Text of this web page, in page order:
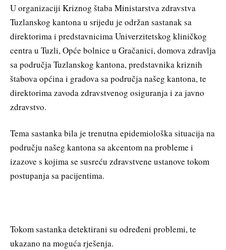
U organizaciji Kriznog štaba Ministarstva zdravstva
Tuzlanskog kantona u srijedu je održan sastanak sa
direktorima i predstavnicima Univerzitetskog kliničkog
centra u Tuzli, Opće bolnice u Gračanici, domova zdravlja
sa područja Tuzlanskog kantona, predstavnika kriznih
štabova općina i gradova sa područja našeg kantona, te
direktorima zavoda zdravstvenog osiguranja i za javno
zdravstvo.
Tema sastanka bila je trenutna epidemiološka situacija na
području našeg kantona sa akcentom na probleme i
izazove s kojima se susreću zdravstvene ustanove tokom
postupanja sa pacijentima.
Tokom sastanka detektirani su određeni problemi, te
ukazano na moguća rješenja.